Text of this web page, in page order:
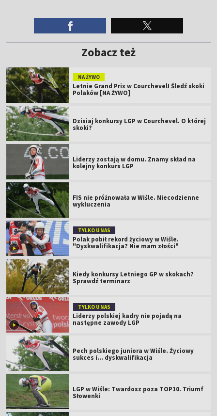
Zobacz też
NA ŻYWO
Letnie Grand Prix w Courchevel! Śledź skoki
Polaków [NA ŻYWO]
Dzisiaj konkursy LGP w Courchevel. O której
skoki?
Liderzy zostają w domu. Znamy skład na
kolejny konkurs LGP
FIS nie próżnowała w Wiśle. Niecodzienne
wykluczenia
TYLKO U NAS
Polak pobił rekord życiowy w Wiśle.
"Dyskwalifikacja? Nie mam złości"
Kiedy konkursy Letniego GP w skokach?
Sprawdź terminarz
TYLKO U NAS
Liderzy polskiej kadry nie pojadą na
następne zawody LGP
Pech polskiego juniora w Wiśle. Życiowy
sukces i... dyskwalifikacja
LGP w Wiśle: Twardosz poza TOP10. Triumf
Słowenki